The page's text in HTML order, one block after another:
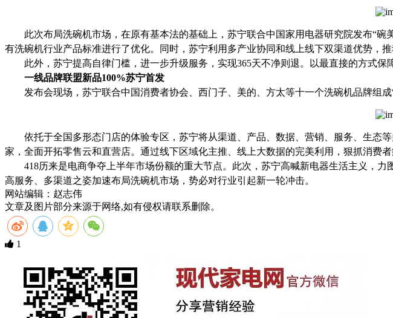
此次布局洗碗机市场，在原有基本法的基础上，苏宁联合中国家用电器研究院发布“碗
有洗碗机行业产品标准进行了优化。同时，苏宁利用多产业协同和线上线下双渠道优势，推
此外，苏宁提高自律门槛，进一步升级服务，实现365天不净则退。以最直接的方式保
一线品牌联盟新品100%苏宁首发
发布会现场，苏宁联合中国消费者协会、西门子、美的、方太等十一个洗碗机品牌组
依托于全国多形态门店的体验专区，苏宁将从渠道、产品、数据、营销、服务、生态
家，全面开拓零售云和直营店。通过线下区域化主推、线上大数据的完美利用，狠抓消费
418历来是电商争夺上半年市场份额的重大节点。此次，苏宁高喊新电器生活主义，力
高服务、多渠道之姿加速布局洗碗机市场，势必对行业引起新一轮冲击。
网站编辑：赵志伟
文章及图片部分来源于网络,如有侵权请联系删除。
1